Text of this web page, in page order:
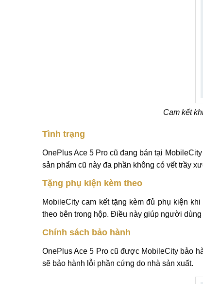
Cam kết
Tình trạng
OnePlus Ace 5 Pro cũ đang bán tại
sản phẩm cũ này đa phần không có vết trầy
Tặng phụ kiện kèm theo
MobileCity cam kết tặng kèm đủ phụ kiện
theo bên trong hộp. Điều này giúp người
Chính sách bảo hành
OnePlus Ace 5 Pro cũ được MobileCity bảo
sẽ bảo hành lỗi phần cứng do nhà sản xuất.